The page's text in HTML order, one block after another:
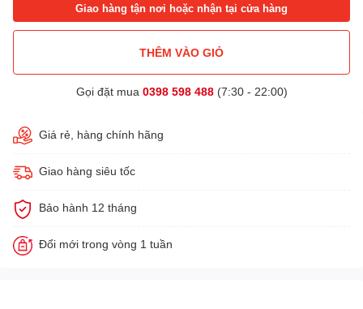
Giao hàng tận nơi hoặc nhận tại cửa hàng
THÊM VÀO GIỎ
Gọi đặt mua 0398 598 488(7:30 - 22:00)
Giá rẻ, hàng chính hãng
Giao hàng siêu tốc
Bảo hành 12 tháng
Đổi mới trong vòng 1 tuần